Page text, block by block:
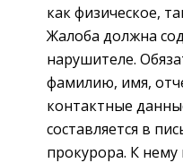
как физическое,
Жалоба должна
нарушителе.
фамилию, имя,
контактные
составляется в
прокурора. К нему